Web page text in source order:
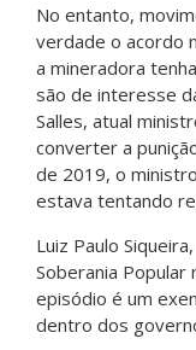
No entanto,
verdade o acordo
a mineradora
são de interesse
Salles, atual
converter a
de 2019, o
estava tentando
Luiz Paulo
Soberania Popular
episódio é um
dentro dos